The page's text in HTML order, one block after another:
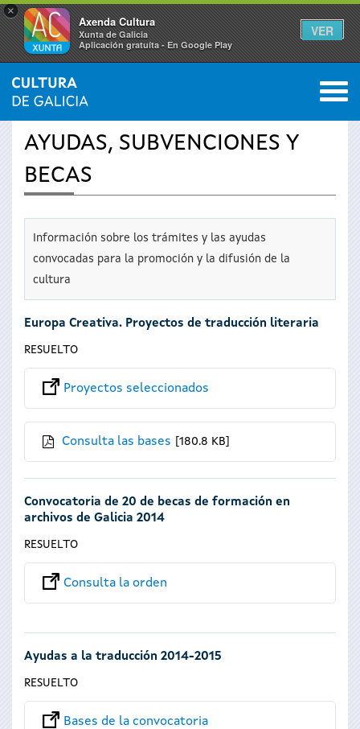
×
Axenda Cultura
Xunta de Galicia
Aplicación gratuíta - En Google Play
VER
Se
usted
aquí
INICIO › SERVICIOS 0
AYUDAS, SUBVENCIONES Y
BECAS
Información sobre los trámites y las ayudas
convocadas para la promoción y la difusión de la
cultura
Europa Creativa. Proyectos de traducción literaria
RESUELTO
Proyectos seleccionados
Consulta las bases 180.8 KB
Convocatoria de 20 de becas de formación en
archivos de Galicia 2014
RESUELTO
Consulta la orden
Ayudas a la traducción 2014-2015
RESUELTO
Bases de la convocatoria